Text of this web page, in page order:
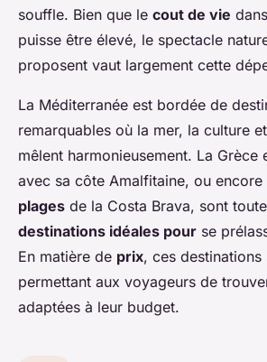
souffle. Bien que le cout de vie
puisse être élevé, le spectacle
proposent vaut largement cette
La Méditerranée est bordée de
remarquables où la mer, la culture
mêlent harmonieusement. La Grèce
avec sa côte Amalfitaine, ou
plages de la Costa Brava, sont
destinations idéales pour se
En matière de prix, ces destinations
permettant aux voyageurs de
adaptées à leur budget.